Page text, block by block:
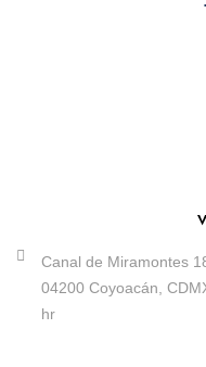
Canal de Miramontes
04200 Coyoacán,
hr